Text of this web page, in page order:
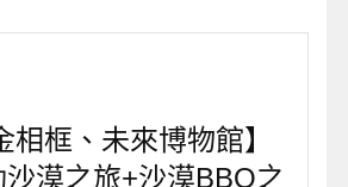
相框、未來博物館】
漠之旅+沙漠BBQ之